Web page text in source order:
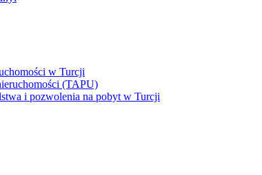
w Turcji
(TAPU)
i pozwolenia na pobyt w Turcji